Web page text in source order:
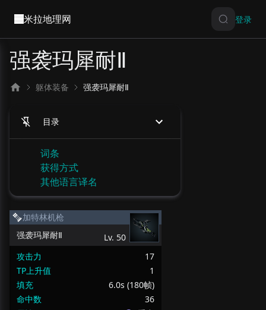
米拉地理网 登录
强袭玛犀耐Ⅱ
躯体装备 强袭玛犀耐Ⅱ
目录
词条
获得方式
其他语言译名
加特林机枪
强袭玛犀耐Ⅱ
Lv. 50
攻击力
17
TP上升值
1
填充
6.0s (180帧)
命中数
36